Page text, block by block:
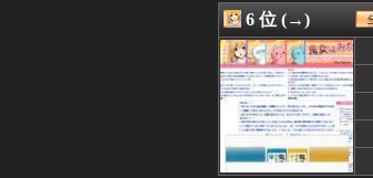
08/08 00:09
08/08 00:06
08/08 00:05
08/08 00:03
08/08 00:00
08/08 00:00
08/08 00:00
08/08 00:00
08/08 00:00
6 位 (→)